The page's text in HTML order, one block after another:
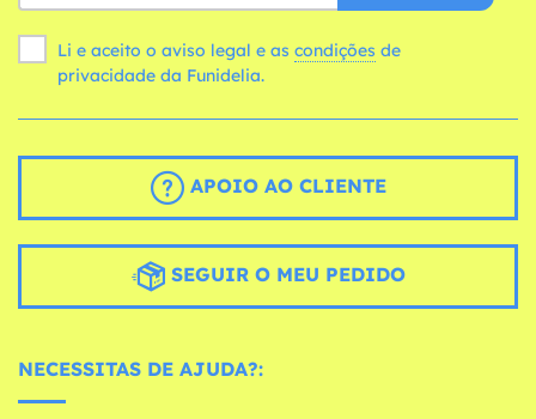
Li e aceito o aviso legal e as condições
privacidade da Funidelia.
APOIO AO CLIENTE
SEGUIR O MEU PEDIDO
NECESSITAS DE AJUDA?: